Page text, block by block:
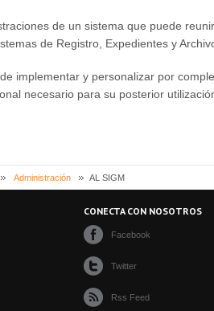
de un sistema que puede
de Registro, Expedientes y
implementar y personalizar por
necesario para su posterior
Administración AL SIGM
CONECTA CON NOSOTROS
Facebook
Twitter
Rss Feed